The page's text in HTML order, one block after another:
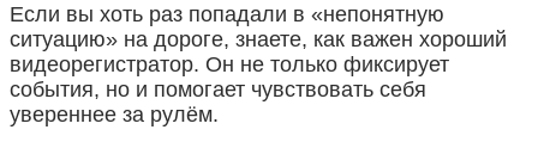
Если вы хоть раз попадали в «непонятную
ситуацию» на дороге, знаете, как важен хороший
видеорегистратор. Он не только фиксирует
события, но и помогает чувствовать себя
увереннее за рулём.